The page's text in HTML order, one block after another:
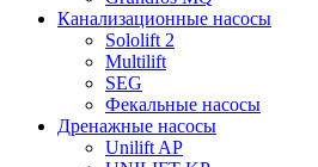
Канализационные насосы
Sololift 2
Multilift
SEG
Фекальные насосы
Дренажные насосы
Unilift AP